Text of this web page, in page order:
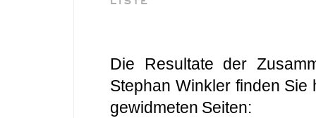
Die Resultate der
Stephan Winkler finden
gewidmeten Seiten: